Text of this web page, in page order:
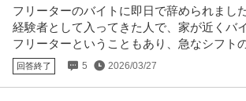
新着 正社員 未経験OK 交通費支給 学歴不問
年収570万円〜670万円
池上通信機株式会社 【東京／大田区】生産管理 ※未経
（土日祝休） 【仕事内容】…続きを見る
フリーターのバイトに即日で辞められまし
経験者として入ってきた人で、家が近くバ
フリーターということもあり、急なシフト
的に貢献してくれていました。
回答終了 5 2026/03/27